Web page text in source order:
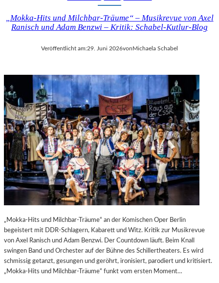
„Mokka-Hits und Milchbar-Träume“ – Musikrevue von Axel
Ranisch und Adam Benzwi – Kritik: Schabel-Kutlur-Blog
Veröffentlicht am:29. Juni 2026vonMichaela Schabel
„Mokka-Hits und Milchbar-Träume“ an der Komischen Oper Berlin
begeistert mit DDR-Schlagern, Kabarett und Witz. Kritik zur Musikrevue
von Axel Ranisch und Adam Benzwi. Der Countdown läuft. Beim Knall
swingen Band und Orchester auf der Bühne des Schillertheaters. Es wird
schmissig getanzt, gesungen und geröhrt, ironisiert, parodiert und kritisiert.
„Mokka-Hits und Milchbar-Träume“ funkt vom ersten Moment…